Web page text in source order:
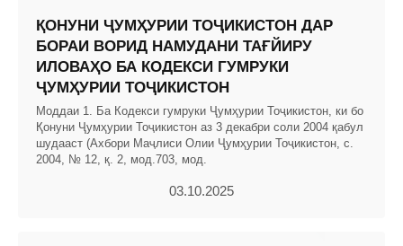
ҚОНУНИ ҶУМҲУРИИ ТОҶИКИСТОН ДАР
БОРАИ ВОРИД НАМУДАНИ ТАҒЙИРУ
ИЛОВАҲО БА КОДЕКСИ ГУМРУКИ
ҶУМҲУРИИ ТОҶИКИСТОН
Моддаи 1. Ба Кодекси гумруки Ҷумҳурии Тоҷикистон, ки бо
Қонуни Ҷумҳурии Тоҷикистон аз 3 декабри соли 2004 қабул
шудааст (Ахбори Маҷлиси Олии Ҷумҳурии Тоҷикистон, с.
2004, № 12, қ. 2, мод.703, мод.
03.10.2025